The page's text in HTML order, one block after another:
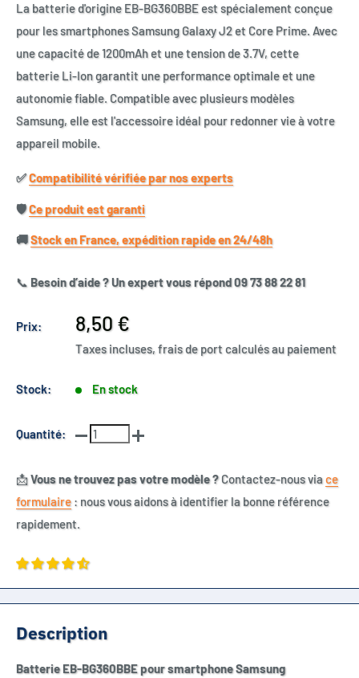
La batterie d'origine EB-BG360BBE est spécialement conçue
pour les smartphones Samsung Galaxy J2 et Core Prime. Avec
une capacité de 1200mAh et une tension de 3.7V, cette
batterie Li-Ion garantit une performance optimale et une
autonomie fiable. Compatible avec plusieurs modèles
Samsung, elle est l'accessoire idéal pour redonner vie à votre
appareil mobile.
✅​Compatibilité vérifiée par nos experts
🛡️​Ce produit est garanti
🚚​Stock en France, expédition rapide en 24/48h
📞 Besoin d’aide ? Un expert vous répond 09 73 88 22 81
Prix:
Prix
réduit
8,50 €
Taxes incluses, frais de port calculés au paiement
Stock: En stock
Quantité:
📩Vous ne trouvez pas votre modèle ?Contactez-nous viace
formulaire : nous vous aidons à identifier la bonne référence
rapidement.
Description
Batterie EB-BG360BBE pour smartphone Samsung